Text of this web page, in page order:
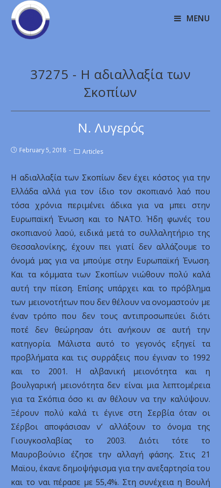
MENU
37275 - Η αδιαλλαξία των
Σκοπίων
Ν. Λυγερός
February 5, 2018 Articles
Η αδιαλλαξία των Σκοπίων δεν έχει κόστος για την
Ελλάδα αλλά για τον ίδιο τον σκοπιανό λαό που
τόσα χρόνια περιμένει άδικα για να μπει στην
Ευρωπαϊκή Ένωση και το ΝΑΤΟ. Ήδη φωνές του
σκοπιανού λαού, ειδικά μετά το συλλαλητήριο της
Θεσσαλονίκης, έχουν πει γιατί δεν αλλάζουμε το
όνομά μας για να μπούμε στην Ευρωπαϊκή Ένωση.
Και τα κόμματα των Σκοπίων νιώθουν πολύ καλά
αυτή την πίεση. Επίσης υπάρχει και το πρόβλημα
των μειονοτήτων που δεν θέλουν να ονομαστούν με
έναν τρόπο που δεν τους αντιπροσωπεύει διότι
ποτέ δεν θεώρησαν ότι ανήκουν σε αυτή την
κατηγορία. Μάλιστα αυτό το γεγονός εξηγεί τα
προβλήματα και τις συρράξεις που έγιναν το 1992
και το 2001. Η αλβανική μειονότητα και η
βουλγαρική μειονότητα δεν είναι μια λεπτομέρεια
για τα Σκόπια όσο κι αν θέλουν να την καλύψουν.
Ξέρουν πολύ καλά τι έγινε στη Σερβία όταν οι
Σέρβοι αποφάσισαν ν’ αλλάξουν το όνομα της
Γιουγκοσλαβίας το 2003. Διότι τότε το
Μαυροβούνιο έζησε την αλλαγή φάσης. Στις 21
Μαϊου, έκανε δημοψήφισμα για την ανεξαρτησία του
και το ναι πέρασε με 55,4%. Στη συνέχεια η Βουλή